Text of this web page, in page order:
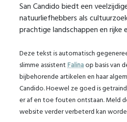
San Candido biedt een
natuurliefhebbers als
prachtige landschappen en rijke
Deze tekst is automatisch
slimme assistentFalinaop basis van
bijbehorende artikelen en haar
Candido. Hoewel ze goed is
er af en toe fouten ontstaan. Meld
website verder verbeterd kan